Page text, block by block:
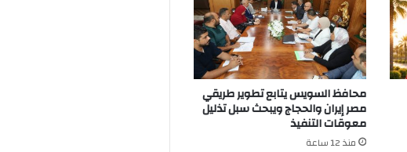
محافظ السويس يتابع تطوير طريقي
مصر إيران والحجاج ويبحث سبل تذليل
معوقات التنفيذ
منذ 12 ساعة